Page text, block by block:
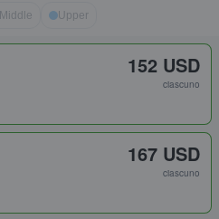
Middle Upper
152 USD
ciascuno
167 USD
ciascuno